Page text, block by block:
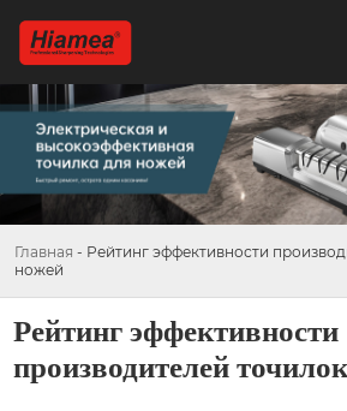
Главная - Рейтинг эффективности
ножей
Рейтинг эффективности
производителей